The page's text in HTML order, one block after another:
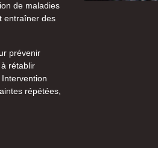
de maladies
entraîner des
prévenir
rétablir
répétées,